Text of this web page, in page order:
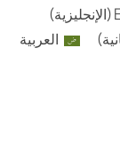
)
العربية